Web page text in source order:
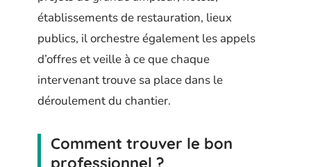
établissements de restauration, lieux
publics, il orchestre également les appels
d’offres et veille à ce que chaque
intervenant trouve sa place dans le
déroulement du chantier.
Comment trouver le bon
professionnel ?